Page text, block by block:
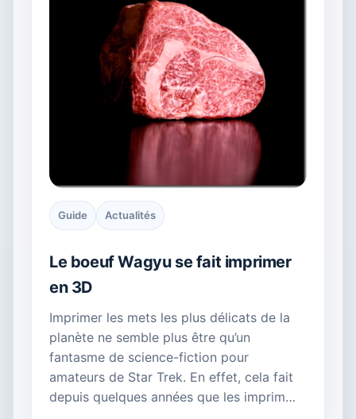
Guide Actualités
Le boeuf Wagyu se fait imprimer
en 3D
Imprimer les mets les plus délicats de la
planète ne semble plus être qu’un
fantasme de science-fiction pour
amateurs de Star Trek. En effet, cela fait
depuis quelques années que les imprim…